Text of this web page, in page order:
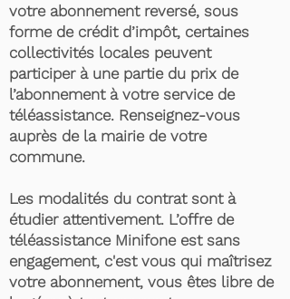
votre abonnement reversé, sous
forme de crédit d’impôt, certaines
collectivités locales peuvent
participer à une partie du prix de
l’abonnement à votre service de
téléassistance. Renseignez-vous
auprès de la mairie de votre
commune.
Les modalités du contrat sont à
étudier attentivement. L’offre de
téléassistance Minifone est sans
engagement, c'est vous qui maîtrisez
votre abonnement, vous êtes libre de